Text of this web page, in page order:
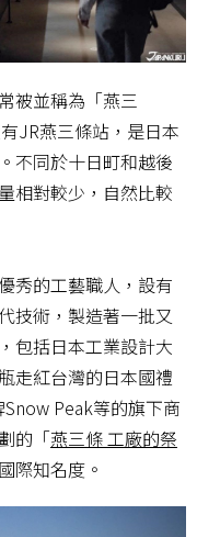
被並稱為「燕三
JR燕三條站，是日本
不同於十日町和越後
相對較少，自然比較
秀的工藝職人，設有
技術，製造著一批又
包括日本工業設計大
走紅台灣的日本國禮
Peak等的旗下商
的「燕三條 工廠的祭
際知名度。